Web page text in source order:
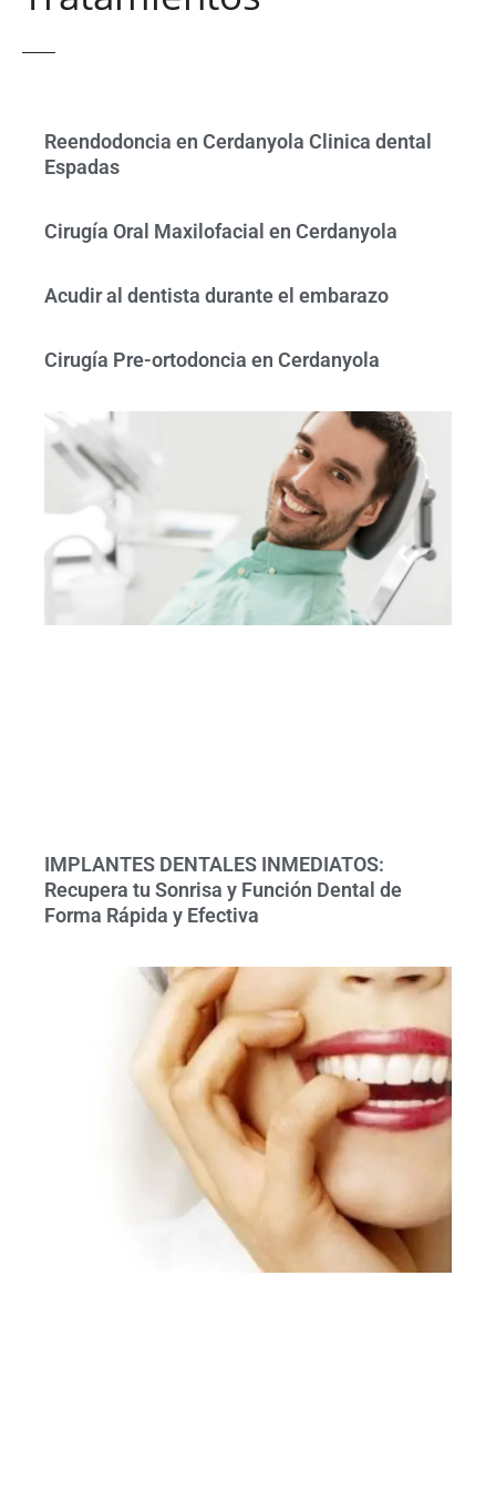
Reendodoncia en Cerdanyola Clinica dental
Espadas
Cirugía Oral Maxilofacial en Cerdanyola
Acudir al dentista durante el embarazo
Cirugía Pre-ortodoncia en Cerdanyola
IMPLANTES DENTALES INMEDIATOS:
Recupera tu Sonrisa y Función Dental de
Forma Rápida y Efectiva